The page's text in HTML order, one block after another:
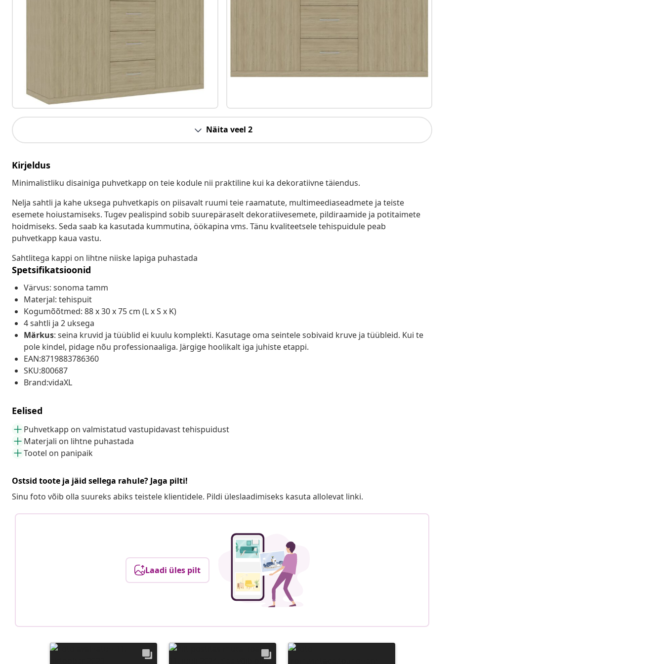
Näita veel 2
Kirjeldus
Minimalistliku disainiga puhvetkapp on teie kodule nii praktiline kui ka dekoratiivne täiendus.
Nelja sahtli ja kahe uksega puhvetkapis on piisavalt ruumi teie raamatute, multimeediaseadmete ja teiste
esemete hoiustamiseks. Tugev pealispind sobib suurepäraselt dekoratiivesemete, pildiraamide ja potitaimete
hoidmiseks. Seda saab ka kasutada kummutina, öökapina vms. Tänu kvaliteetsele tehispuidule peab
puhvetkapp kaua vastu.
Sahtlitega kappi on lihtne niiske lapiga puhastada
Spetsifikatsioonid
Värvus: sonoma tamm
Materjal: tehispuit
Kogumõõtmed: 88 x 30 x 75 cm (L x S x K)
4 sahtli ja 2 uksega
Märkus: seina kruvid ja tüüblid ei kuulu komplekti. Kasutage oma seintele sobivaid kruve ja tüübleid. Kui te
pole kindel, pidage nõu professionaaliga. Järgige hoolikalt iga juhiste etappi.
EAN:8719883786360
SKU:800687
Brand:vidaXL
Eelised
Puhvetkapp on valmistatud vastupidavast tehispuidust
Materjali on lihtne puhastada
Tootel on panipaik
Ostsid toote ja jäid sellega rahule? Jaga pilti!
Sinu foto võib olla suureks abiks teistele klientidele. Pildi üleslaadimiseks kasuta allolevat linki.
Laadi üles pilt